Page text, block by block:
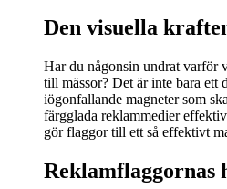
Den visuella
Har du någonsin undrat varför
till mässor? Det är inte bara
iögonfallande magneter som
färgglada reklammedier
gör flaggor till ett så effektivt
Reklamflaggornas